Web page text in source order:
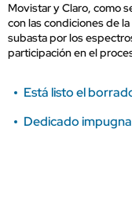
Movistar y Claro, como
con las condiciones de
subasta por los
participación en el
Está listo el
Dedicado